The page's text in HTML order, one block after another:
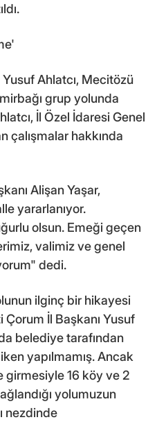
Ahlatcı, Mecitözü
grup yolunda
İl Özel İdaresi Genel
çalışmalar hakkında
Alişan Yaşar,
yararlanıyor.
olsun. Emeği geçen
valimiz ve genel
dedi.
ilginç bir hikayesi
İl Başkanı Yusuf
belediye tarafından
yapılmamış. Ancak
girmesiyle 16 köy ve 2
yolumuzun
nezdinde